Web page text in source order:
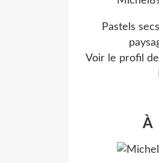
Pastels
Voir le profil de
À